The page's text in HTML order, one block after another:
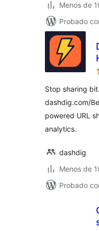
Menos de
Probado
Stop sharing
dashdig.com/
powered URL
analytics.
dashdig
Menos de
Probado